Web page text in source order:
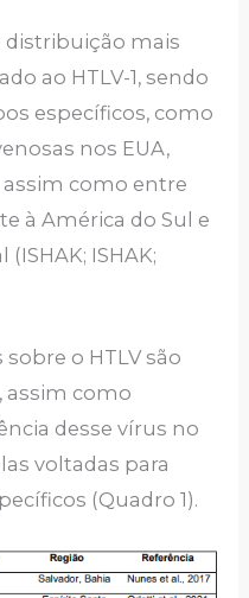
distribuição mais
ao HTLV-1, sendo
específicos, como
nos EUA,
assim como entre
à América do Sul e
ISHAK;
o HTLV são
assim como
desse vírus no
voltadas para
(Quadro 1).